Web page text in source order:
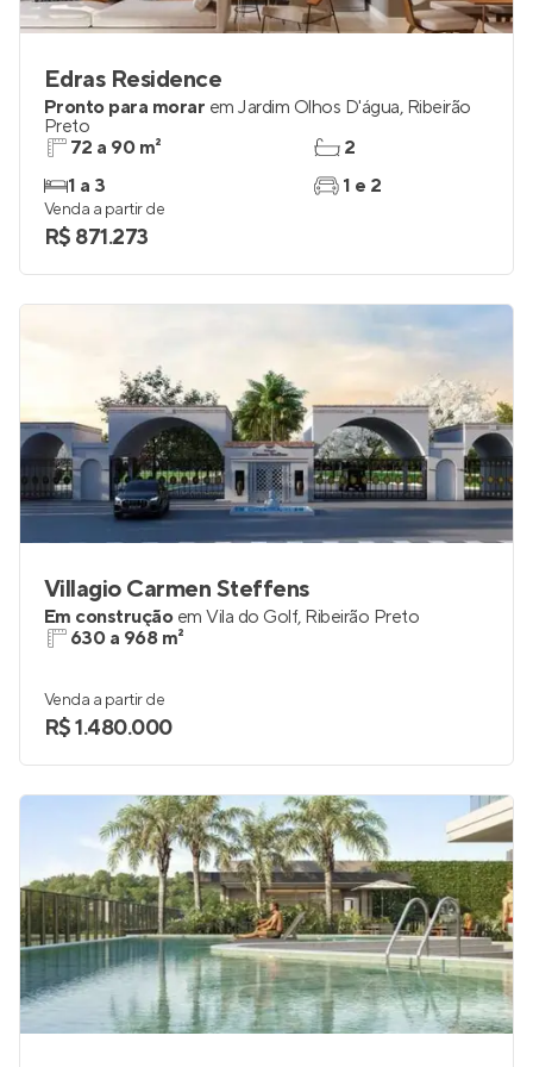
Edras Residence
Pronto para morar em Jardim Olhos D'água, Ribeirão
Preto
72 a 90 m²
1 a 3
2
1 e 2
Venda a partir de
R$ 871.273
Villagio Carmen Steffens
Em construção em Vila do Golf, Ribeirão Preto
630 a 968 m²
Venda a partir de
R$ 1.480.000